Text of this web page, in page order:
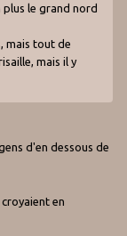
plus le grand nord
mais tout de
mais il y
d'en dessous de
en